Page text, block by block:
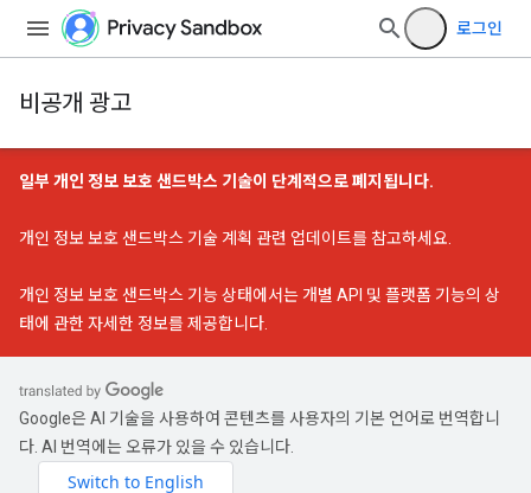
로그인
비공개 광고
일부 개인 정보 보호 샌드박스 기술이 단계적으로 폐지됩니다.
개인 정보 보호 샌드박스 기술 계획 관련 업데이트를 참고하세요.
개인 정보 보호 샌드박스 기능 상태에서는 개별 API 및 플랫폼 기능의 상
태에 관한 자세한 정보를 제공합니다.
Google은 AI 기술을 사용하여 콘텐츠를 사용자의 기본 언어로 번역합니
다. AI 번역에는 오류가 있을 수 있습니다.